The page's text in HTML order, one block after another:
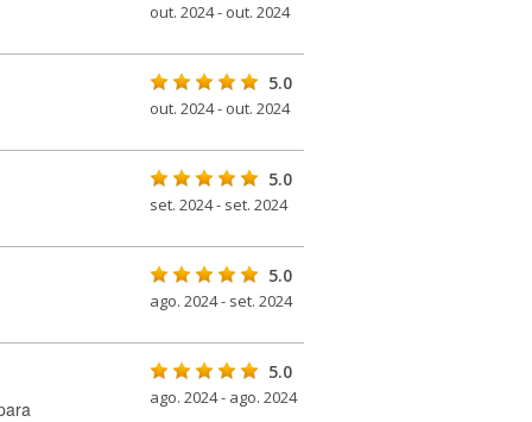
out. 2024 - out. 2024
5.0
out. 2024 - out. 2024
5.0
set. 2024 - set. 2024
5.0
ago. 2024 - set. 2024
5.0
ago. 2024 - ago. 2024